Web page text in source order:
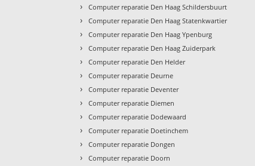
› Computer reparatie Den Haag Schildersbuurt
› Computer reparatie Den Haag Statenkwartier
› Computer reparatie Den Haag Ypenburg
› Computer reparatie Den Haag Zuiderpark
› Computer reparatie Den Helder
› Computer reparatie Deurne
› Computer reparatie Deventer
› Computer reparatie Diemen
› Computer reparatie Dodewaard
› Computer reparatie Doetinchem
› Computer reparatie Dongen
› Computer reparatie Doorn